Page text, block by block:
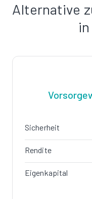
Alternative
Sicherheit
Rendite
Eigenkapital